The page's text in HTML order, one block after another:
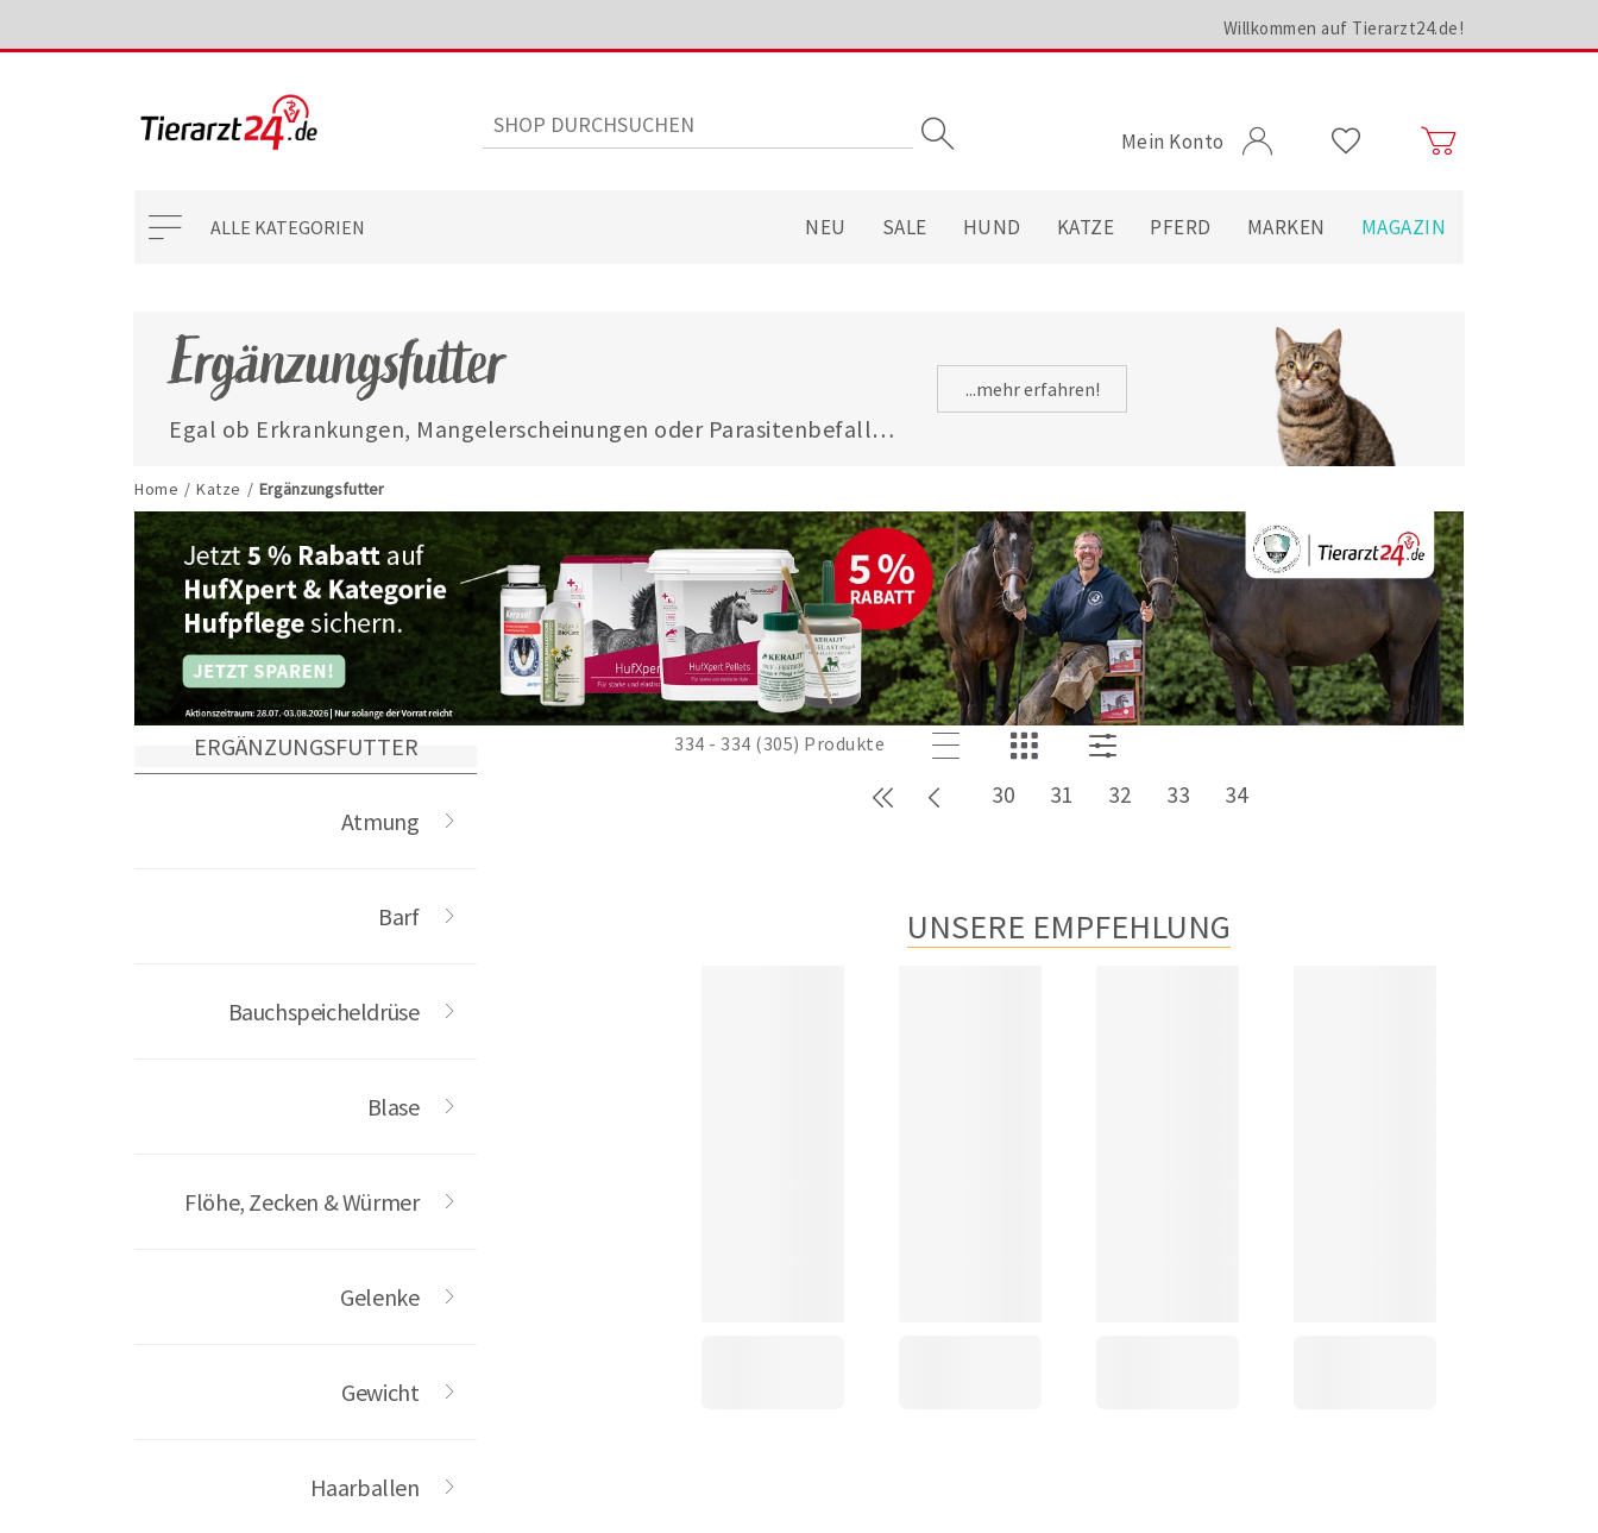
Willkommen auf Tierarzt24.de!
Mein Konto
ALLE KATEGORIEN NEU SALE HUND KATZE PFERD MARKEN MAGAZIN
Home / Katze / Ergänzungsfutter
ERGÄNZUNGSFUTTER
Atmung
Barf
Bauchspeicheldrüse
Blase
Flöhe, Zecken & Würmer
Gelenke
Gewicht
Haarballen
Ergänzungsfutter
Egal ob Erkrankungen, Mangelerscheinungen oder Parasitenbefall -
jederzeit gut versorgt.
...mehr erfahren!
334 - 334 (305) Produkte
Erste Seite
Zurück
30 31 32 33 34
UNSERE EMPFEHLUNG